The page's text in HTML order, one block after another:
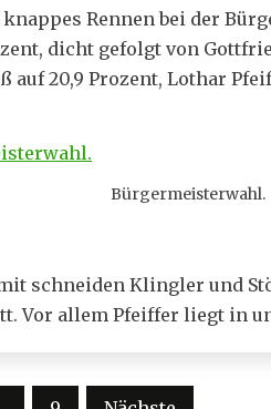
knappes Rennen bei der
dicht gefolgt von
auf 20,9 Prozent, Lothar
Bürgermeisterwahl.
schneiden Klingler und
Vor allem Pfeiffer liegt in